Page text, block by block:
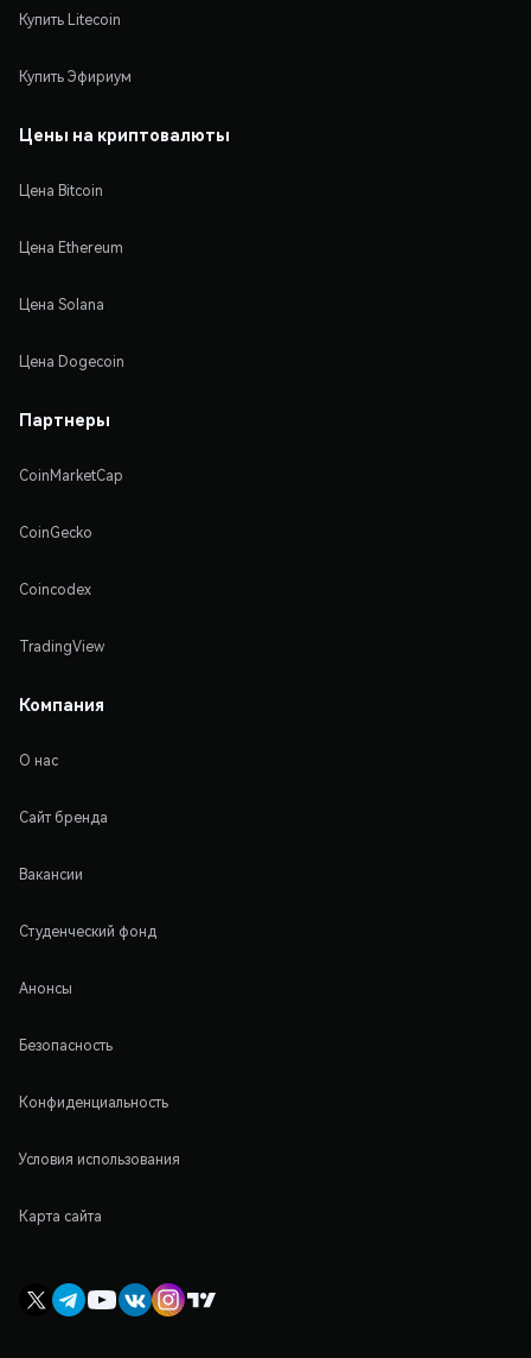
Купить Litecoin
Купить Эфириум
Цены на криптовалюты
Цена Bitcoin
Цена Ethereum
Цена Solana
Цена Dogecoin
Партнеры
CoinMarketCap
CoinGecko
Coincodex
TradingView
Компания
О нас
Сайт бренда
Вакансии
Студенческий фонд
Анонсы
Безопасность
Конфиденциальность
Условия использования
Карта сайта